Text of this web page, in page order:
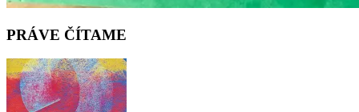
PRÁVE ČÍTAME